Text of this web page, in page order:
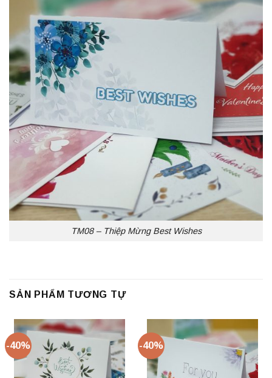
TM08 – Thiệp Mừng Best Wishes
SẢN PHẨM TƯƠNG TỰ
-40% -40%